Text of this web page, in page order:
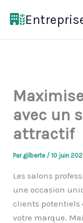
avec un
attractif
Par gilberte /10 juin
Les salons
une occasion
clients potentiels
votre marque.